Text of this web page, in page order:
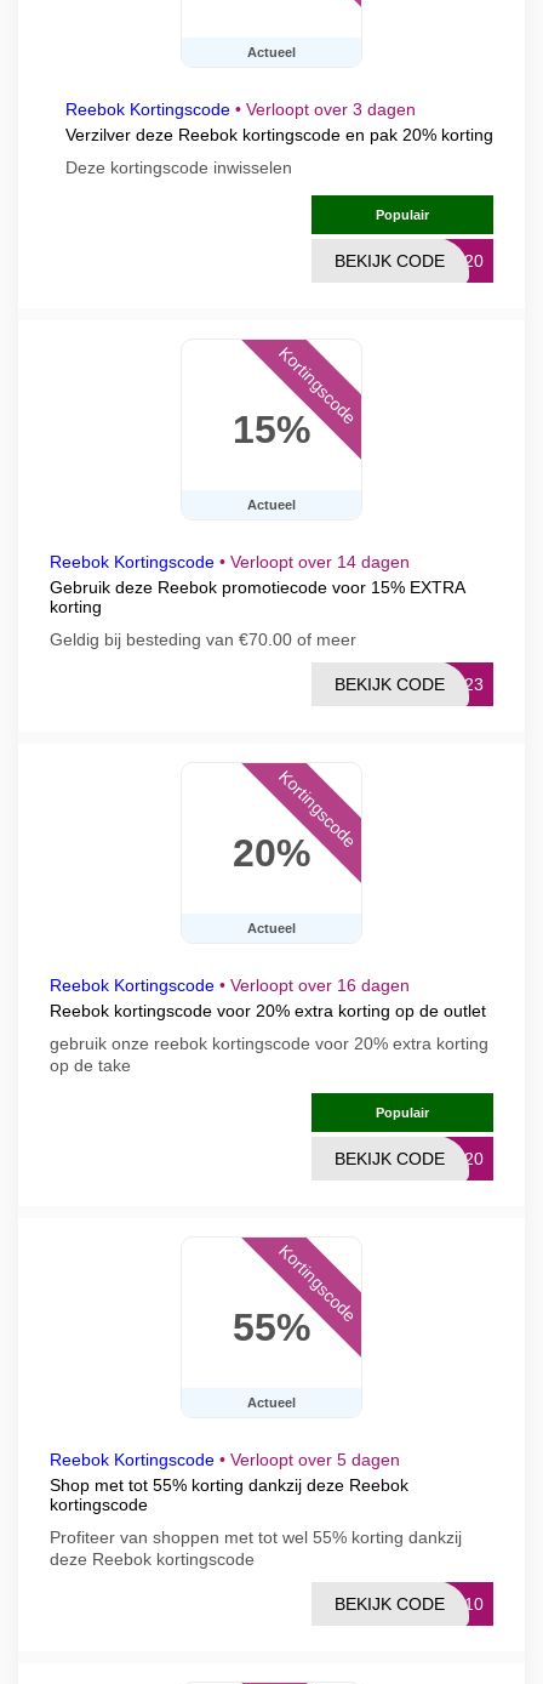
Actueel
Reebok Kortingscode • Verloopt over 3 dagen
Verzilver deze Reebok kortingscode en pak 20% korting
Deze kortingscode inwisselen
Populair
BK20
BEKIJK CODE
15%
Actueel
Kortingscode
Reebok Kortingscode • Verloopt over 14 dagen
Gebruik deze Reebok promotiecode voor 15% EXTRA
korting
Geldig bij besteding van €70.00 of meer
CS23
BEKIJK CODE
20%
Actueel
Kortingscode
Reebok Kortingscode • Verloopt over 16 dagen
Reebok kortingscode voor 20% extra korting op de outlet
gebruik onze reebok kortingscode voor 20% extra korting
op de take
Populair
RA20
BEKIJK CODE
55%
Actueel
Kortingscode
Reebok Kortingscode • Verloopt over 5 dagen
Shop met tot 55% korting dankzij deze Reebok
kortingscode
Profiteer van shoppen met tot wel 55% korting dankzij
deze Reebok kortingscode
EX10
BEKIJK CODE